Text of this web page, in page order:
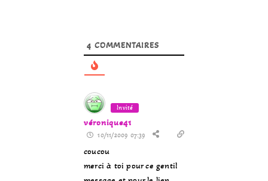
4 COMMENTAIRES
Invité
véronique41
10/11/2009 07:39
coucou
merci à toi pour ce gentil